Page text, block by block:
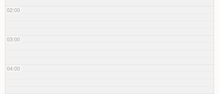
02:00
03:00
04:00